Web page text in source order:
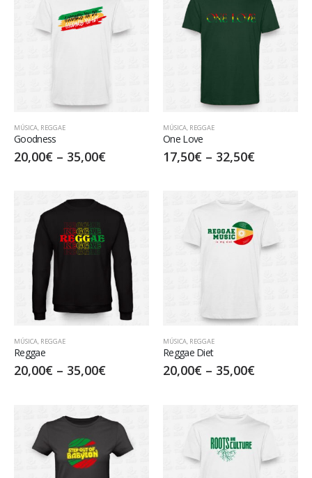
MÚSICA, REGGAE
Goodness
20,00€ – 35,00€
MÚSICA, REGGAE
One Love
17,50€ – 32,50€
MÚSICA, REGGAE
Reggae
20,00€ – 35,00€
MÚSICA, REGGAE
Reggae Diet
20,00€ – 35,00€